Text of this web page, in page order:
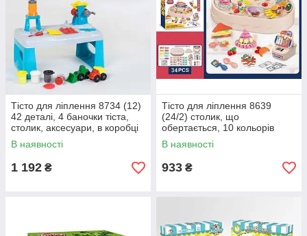
Тісто для ліплення 8734 (12)
42 деталі, 4 баночки тіста,
столик, аксесуари, в коробці
В наявності
1 192 ₴
Тісто для ліплення 8639
(24/2) столик, що
обертається, 10 кольорів
тіста, форми, інструменти,
наліпки, касовий апарат, в
В наявності
933 ₴